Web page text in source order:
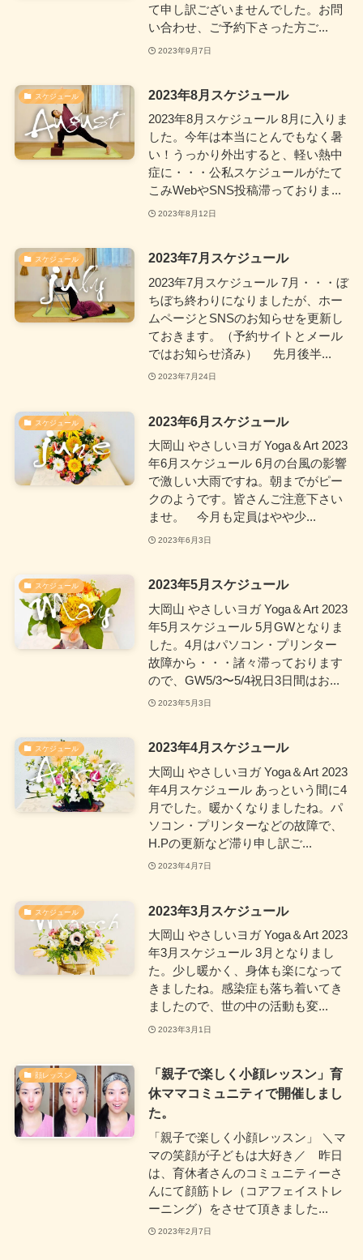
て申し訳ございませんでした。お問
い合わせ、ご予約下さった方ご...
2023年9月7日
スケジュール 2023年8月スケジュール
2023年8月スケジュール 8月に入りま
した。今年は本当にとんでもなく暑
い！うっかり外出すると、軽い熱中
症に・・・公私スケジュールがたて
こみWebやSNS投稿滞っておりま...
2023年8月12日
スケジュール 2023年7月スケジュール
2023年7月スケジュール 7月・・・ぼ
ちぼち終わりになりましたが、ホー
ムページとSNSのお知らせを更新し
ておきます。（予約サイトとメール
ではお知らせ済み） 先月後半...
2023年7月24日
スケジュール 2023年6月スケジュール
大岡山 やさしいヨガ Yoga＆Art 2023
年6月スケジュール 6月の台風の影響
で激しい大雨ですね。朝までがピー
クのようです。皆さんご注意下さい
ませ。 今月も定員はやや少...
2023年6月3日
スケジュール 2023年5月スケジュール
大岡山 やさしいヨガ Yoga＆Art 2023
年5月スケジュール 5月GWとなりま
した。4月はパソコン・プリンター
故障から・・・諸々滞っております
ので、GW5/3〜5/4祝日3日間はお...
2023年5月3日
スケジュール 2023年4月スケジュール
大岡山 やさしいヨガ Yoga＆Art 2023
年4月スケジュール あっという間に4
月でした。暖かくなりましたね。パ
ソコン・プリンターなどの故障で、
H.Pの更新など滞り申し訳ご...
2023年4月7日
スケジュール 2023年3月スケジュール
大岡山 やさしいヨガ Yoga＆Art 2023
年3月スケジュール 3月となりまし
た。少し暖かく、身体も楽になって
きましたね。感染症も落ち着いてき
ましたので、世の中の活動も変...
2023年3月1日
顔レッスン
「親子で楽しく小顔レッスン」育
休ママコミュニティで開催しまし
た。
「親子で楽しく小顔レッスン」 ＼マ
マの笑顔が子どもは大好き／ 昨日
は、育休者さんのコミュニティーさ
んにて顔筋トレ（コアフェイストレ
ーニング）をさせて頂きました...
2023年2月7日